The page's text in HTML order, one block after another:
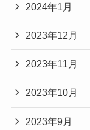
2024年1月
2023年12月
2023年11月
2023年10月
2023年9月